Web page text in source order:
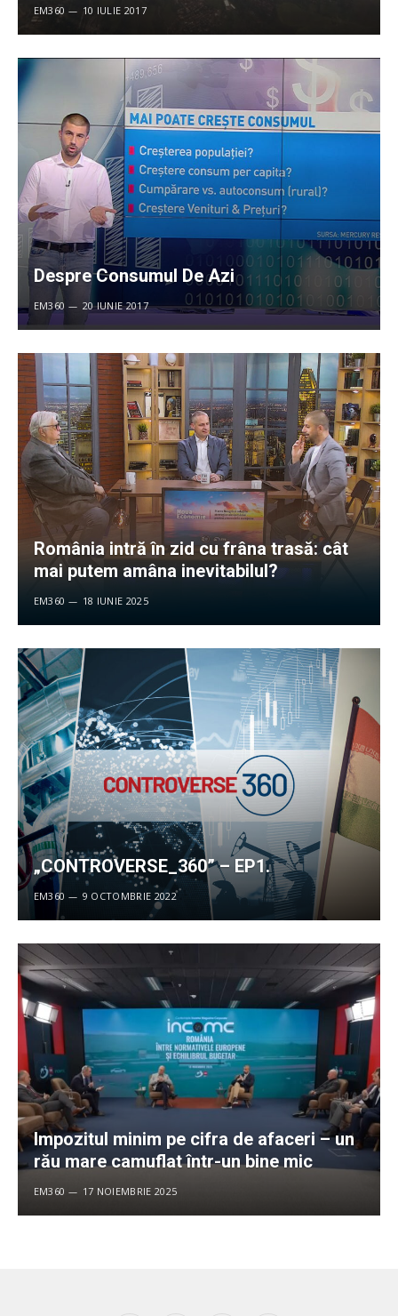
EM360 10 IULIE 2017
Despre Consumul De Azi
EM360 20 IUNIE 2017
România intră în zid cu frâna trasă: cât
mai putem amâna inevitabilul?
EM360 18 IUNIE 2025
„CONTROVERSE_360” – EP1.
EM360 9 OCTOMBRIE 2022
Impozitul minim pe cifra de afaceri – un
rău mare camuflat într-un bine mic
EM360 17 NOIEMBRIE 2025